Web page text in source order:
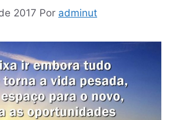
2017 Por adminut